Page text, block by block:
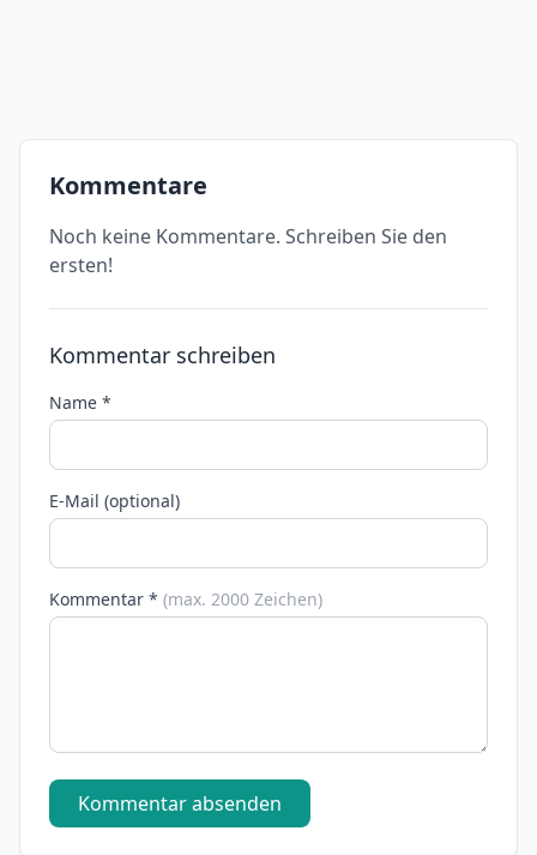
Kommentare
Noch keine Kommentare. Schreiben Sie den
ersten!
Kommentar schreiben
Name *
E-Mail (optional)
Kommentar * (max. 2000 Zeichen)
Kommentar absenden